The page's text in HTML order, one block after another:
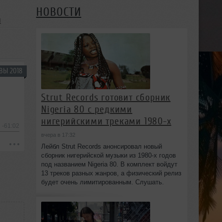
2018
-61:02
НОВОСТИ
Strut Records готовит сборник
Nigeria 80 с редкими
нигерийскими треками 1980-х
вчера в 17:32
Лейбл Strut Records анонсировал новый
сборник нигерийской музыки из 1980-х годов
под названием Nigeria 80. В комплект войдут
13 треков разных жанров, а физический релиз
будет очень лимитированным. Слушать.